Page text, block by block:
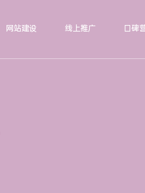
网站建设 线上推广 口碑